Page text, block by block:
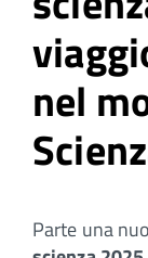
nel
Parte una